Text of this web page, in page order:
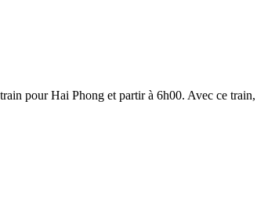
pour Hai Phong et partir à 6h00. Avec ce